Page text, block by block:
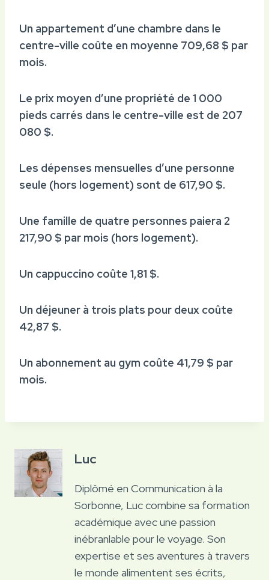
Un appartement d’une chambre dans le
centre-ville coûte en moyenne 709,68 $ par
mois.
Le prix moyen d’une propriété de 1 000
pieds carrés dans le centre-ville est de 207
080 $.
Les dépenses mensuelles d’une personne
seule (hors logement) sont de 617,90 $.
Une famille de quatre personnes paiera 2
217,90 $ par mois (hors logement).
Un cappuccino coûte 1,81 $.
Un déjeuner à trois plats pour deux coûte
42,87 $.
Un abonnement au gym coûte 41,79 $ par
mois.
Luc
Diplômé en Communication à la
Sorbonne, Luc combine sa formation
académique avec une passion
inébranlable pour le voyage. Son
expertise et ses aventures à travers
le monde alimentent ses écrits,